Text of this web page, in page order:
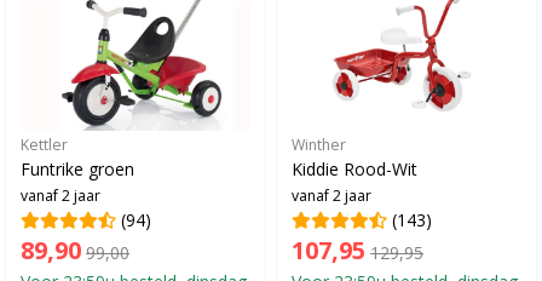
Kettler
Funtrike groen
vanaf 2 jaar
(94)
89,90 99,00
Winther
Kiddie Rood-Wit
vanaf 2 jaar
(143)
107,95 129,95